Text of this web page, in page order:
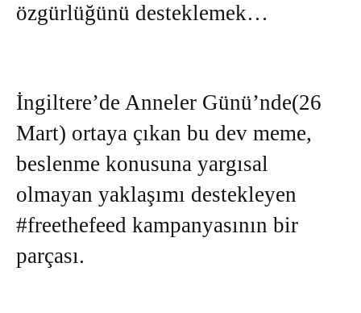
özgürlüğünü desteklemek…
İngiltere’de Anneler Günü’nde(26
Mart) ortaya çıkan bu dev meme,
beslenme konusuna yargısal
olmayan yaklaşımı destekleyen
#freethefeed kampanyasının bir
parçası.